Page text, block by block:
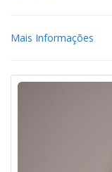
Mais Informações